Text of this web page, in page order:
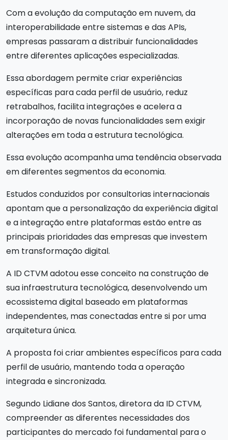
Com a evolução da computação em nuvem, da
interoperabilidade entre sistemas e das APIs,
empresas passaram a distribuir funcionalidades
entre diferentes aplicações especializadas.
Essa abordagem permite criar experiências
específicas para cada perfil de usuário, reduz
retrabalhos, facilita integrações e acelera a
incorporação de novas funcionalidades sem exigir
alterações em toda a estrutura tecnológica.
Essa evolução acompanha uma tendência observada
em diferentes segmentos da economia.
Estudos conduzidos por consultorias internacionais
apontam que a personalização da experiência digital
e a integração entre plataformas estão entre as
principais prioridades das empresas que investem
em transformação digital.
A ID CTVM adotou esse conceito na construção de
sua infraestrutura tecnológica, desenvolvendo um
ecossistema digital baseado em plataformas
independentes, mas conectadas entre si por uma
arquitetura única.
A proposta foi criar ambientes específicos para cada
perfil de usuário, mantendo toda a operação
integrada e sincronizada.
Segundo Lidiane dos Santos, diretora da ID CTVM,
compreender as diferentes necessidades dos
participantes do mercado foi fundamental para o